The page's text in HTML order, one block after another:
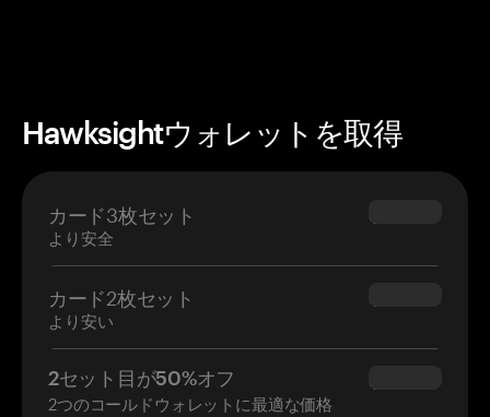
Hawksightウォレットを取得
カード3枚セット
より安全
$69.90
カード2枚セット
より安い
$54.90
2セット目が50%オフ
2つのコールドウォレットに最適な価格
$34.95